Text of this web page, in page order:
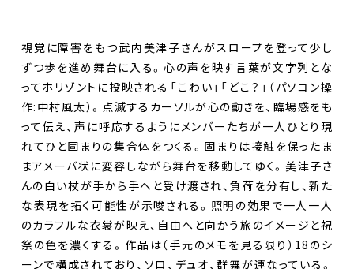
視覚に障害をもつ武内美津子さんがスロープを登って少し
ずつ歩を進め舞台に入る。心の声を映す言葉が文字列とな
ってホリゾントに投映される――「こわい」「どこ？」（パソコン操
作:中村風太）。点滅するカーソルが心の動きを、臨場感をも
って伝え、声に呼応するようにメンバーたちが一人ひとり現
れてひと固まりの集合体をつくる。固まりは接触を保ったま
まアメーバ状に変容しながら舞台を移動してゆく。美津子さ
んの白い杖が手から手へと受け渡され、負荷を分有し、新た
な表現を拓く可能性が示唆される。照明の効果で一人一人
のカラフルな衣裳が映え、自由へと向かう旅のイメージと祝
祭の色を濃くする。作品は（手元のメモを見る限り）18のシ
ーンで構成されており、ソロ、デュオ、群舞が連なっている。